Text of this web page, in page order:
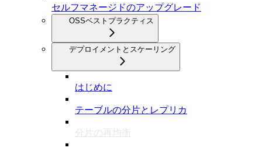
セルフマネージドのアップグレード
OSSベストプラクティス
デプロイメントとスケーリング
はじめに
テーブルの分片とレプリカ
分片の再均衡